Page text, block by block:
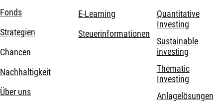
Fonds
Strategien
Chancen
Nachhaltigkeit
Über uns
E-Learning
Steuerinformationen
Quantitative
Investing
Sustainable
investing
Thematic
Investing
Anlagelösungen